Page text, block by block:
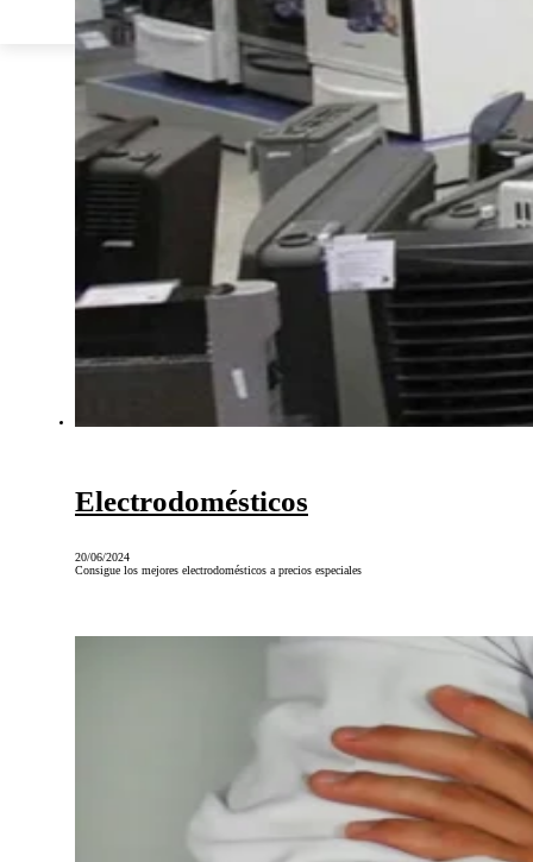
Electrodomésticos
20/06/2024
Consigue los mejores electrodomésticos a precios especiales